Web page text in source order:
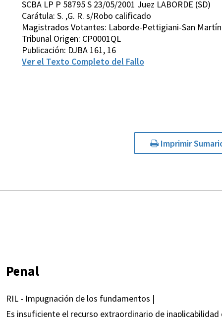
SCBA LP P 58795 S 23/05/2001 Juez LABORDE (SD)
Carátula: S. ,G. R. s/Robo calificado
Magistrados Votantes: Laborde-Pettigiani-San
Tribunal Origen: CP0001QL
Publicación: DJBA 161, 16
Ver el Texto Completo del Fallo
Imprimir
Penal
RIL - Impugnación de los fundamentos |
Es insuficiente el recurso extraordinario de